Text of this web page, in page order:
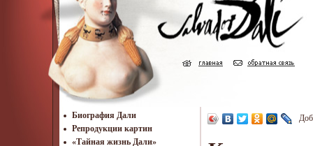
Биография Дали
Репродукции картин
«Тайная жизнь Дали»